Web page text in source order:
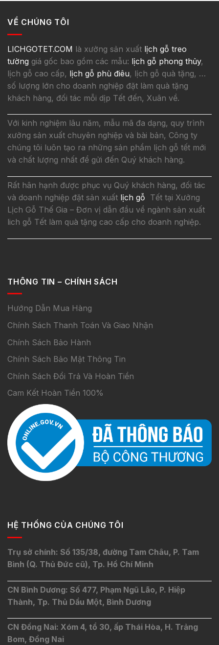
VỀ CHÚNG TÔI
LICHGOTET.COM là xưởng sản xuất lịch gỗ treo
tường giá gốc bao gồm các mẫu: lịch gỗ phong thủy,
lịch gỗ cao cấp, lịch gỗ phù điêu, lịch gỗ quà tặng, …
số lượng lớn cho doanh nghiệp đặt làm quà tặng
khách hàng, đối tác mỗi dịp Tết đến, Xuân về.
Với kinh nghiệm lâu năm, mẫu mã đa dạng, quy trình
xưởng sản xuất chuyên nghiệp và bài bản, Công ty
chúng tôi luôn tạo ra những sản phẩm lịch gỗ tết mới
và chất lượng nhất để gửi đến Quý khách hàng.
Rất hân hạnh được phục vụ Quý khách hàng, đối tác
và doanh nghiệp đặt sản xuất lịch gỗ Tết tại Xưởng
Lịch Gỗ Thế Gia – Đơn vị dẫn đầu về ngành sản xuất
lich gỗ Tết làm quà tặng cao cấp cho doanh nghiệp.
THÔNG TIN – CHÍNH SÁCH
Hướng Dẫn Mua Hàng
Chính Sách Thanh Toán Và Giao Nhận
Chính Sách Bảo Hành
Chính Sách Bảo Mật Thông Tin
Chính Sách Đổi Trả Và Hoàn Tiền
Cam Kết Hoàn Tiền 100%
HỆ THỐNG CỦA CHÚNG TÔI
Trụ sở chính: Số 135/38, đường Tam Châu, P. Tam
Bình (Q. Thủ Đức cũ), Tp. Hồ Chí Minh
CN Bình Dương: Số 477, Phạm Ngũ Lão, P. Hiệp
Thành, Tp. Thủ Dầu Một, Bình Dương
CN Đồng Nai: Xóm 4, tổ 30, ấp Thái Hòa, H. Trảng
Bom, Đồng Nai